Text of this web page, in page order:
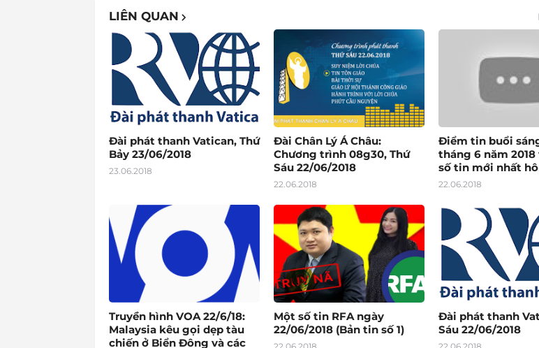
LIÊN QUAN
Đài phát thanh Vatican, Thứ
Bảy 23/06/2018
23.06.2018
Đài Chân Lý Á Châu:
Chương trình 08g30, Thứ
Sáu 22/06/2018
22.06.2018
Điểm tin buổi
tháng 6 năm
số tin mới nhất
22.06.2018
Truyền hình VOA 22/6/18:
Malaysia kêu gọi dẹp tàu
chiến ở Biển Đông và các
Một số tin RFA ngày
22/06/2018 (Bản tin số 1)
Đài phát thanh
Sáu 22/06/2018